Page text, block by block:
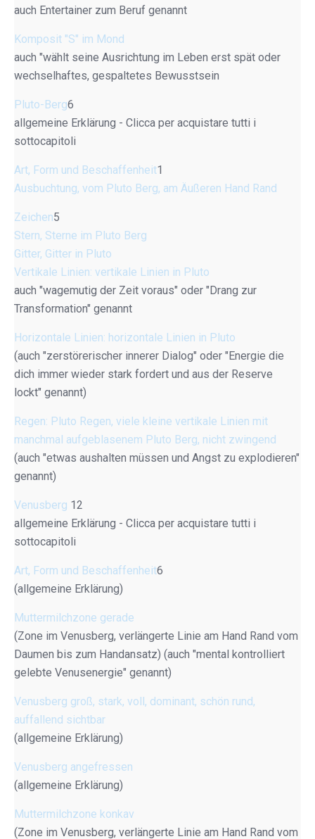
auch Entertainer zum Beruf genannt
Komposit "S" im Mond
auch "wählt seine Ausrichtung im Leben erst spät oder
wechselhaftes, gespaltetes Bewusstsein
Pluto-Berg6
allgemeine Erklärung - Clicca per acquistare tutti i
sottocapitoli
Art, Form und Beschaffenheit1
Ausbuchtung, vom Pluto Berg, am Äußeren Hand Rand
Zeichen5
Stern, Sterne im Pluto Berg
Gitter, Gitter in Pluto
Vertikale Linien: vertikale Linien in Pluto
auch "wagemutig der Zeit voraus" oder "Drang zur
Transformation" genannt
Horizontale Linien: horizontale Linien in Pluto
(auch "zerstörerischer innerer Dialog" oder "Energie die
dich immer wieder stark fordert und aus der Reserve
lockt" genannt)
Regen: Pluto Regen, viele kleine vertikale Linien mit
manchmal aufgeblasenem Pluto Berg, nicht zwingend
(auch "etwas aushalten müssen und Angst zu explodieren"
genannt)
Venusberg 12
allgemeine Erklärung - Clicca per acquistare tutti i
sottocapitoli
Art, Form und Beschaffenheit6
(allgemeine Erklärung)
Muttermilchzone gerade
(Zone im Venusberg, verlängerte Linie am Hand Rand vom
Daumen bis zum Handansatz) (auch "mental kontrolliert
gelebte Venusenergie" genannt)
Venusberg groß, stark, voll, dominant, schön rund,
auffallend sichtbar
(allgemeine Erklärung)
Venusberg angefressen
(allgemeine Erklärung)
Muttermilchzone konkav
(Zone im Venusberg, verlängerte Linie am Hand Rand vom